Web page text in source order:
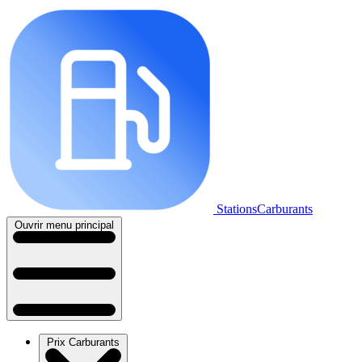
StationsCarburants
Ouvrir menu principal
Prix Carburants